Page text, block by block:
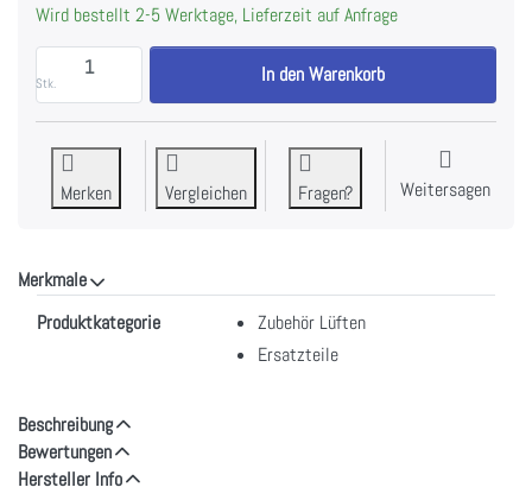
Wird bestellt 2-5 Werktage, Lieferzeit auf Anfrage
Stk.
WESCO Fettfilter Edelstahl 496 x 187 x 9 mm,
In den Warenkorb
Merken Vergleichen Fragen? Weitersagen
Merkmale
Produktkategorie
Zubehör Lüften
Ersatzteile
Beschreibung
Bewertungen
Hersteller Info